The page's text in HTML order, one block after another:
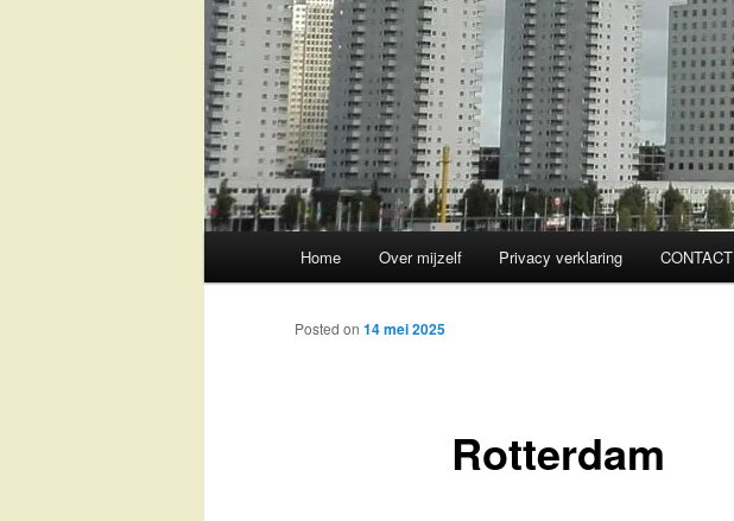
Skip
to
Home Over mijzelf Privacy verklaring CONTACT
Rotterdam
Posted on 14 mei 2025